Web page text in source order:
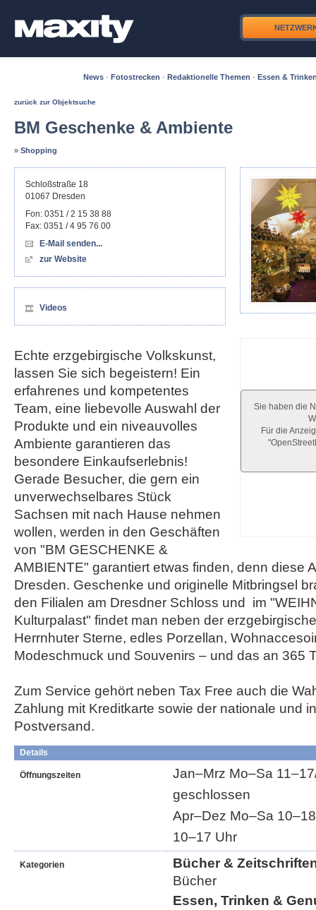
News · Fotostrecken · Redaktionelle Themen · Essen &
zurück zur Objektsuche
BM Geschenke & Ambiente
» Shopping
Sie haben die
Für die
Schloßstraße 18
01067 Dresden
Fon: 0351 / 2 15 38 88
Fax: 0351 / 4 95 76 00
E-Mail senden...
zur Website
Videos
Echte erzgebirgische Volkskunst,
lassen Sie sich begeistern! Ein
erfahrenes und kompetentes
Team, eine liebevolle Auswahl der
Produkte und ein niveauvolles
Ambiente garantieren das
besondere Einkaufserlebnis!
Gerade Besucher, die gern ein
unverwechselbares Stück
Sachsen mit nach Hause nehmen
wollen, werden in den Geschäften
von "BM GESCHENKE &
AMBIENTE" garantiert etwas finden, denn diese
Dresden. Geschenke und originelle Mitbringsel
den Filialen am Dresdner Schloss und im
Kulturpalast" findet man neben der
Herrnhuter Sterne, edles Porzellan,
Modeschmuck und Souvenirs – und das an 365
Zum Service gehört neben Tax Free auch die
Zahlung mit Kreditkarte sowie der nationale und
Postversand.
Details
Öffnungszeiten
Jan–Mrz Mo–Sa
geschlossen
Apr–Dez Mo–Sa
10–17 Uhr
Kategorien
Bücher &
Bücher
Essen, Trinken &